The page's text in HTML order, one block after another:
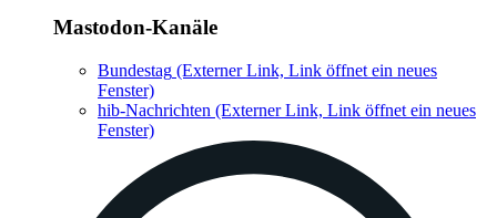
Mastodon-Kanäle
Bundestag (Externer Link, Link öffnet ein neues
Fenster)
hib-Nachrichten (Externer Link, Link öffnet ein neues
Fenster)